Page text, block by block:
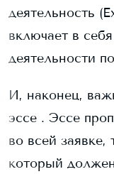
деятельность
включает в
деятельности
И, наконец,
эссе . Эссе
во всей заявке,
который